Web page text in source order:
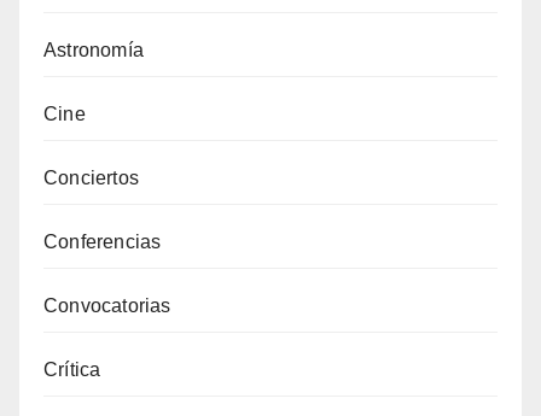
Astronomía
Cine
Conciertos
Conferencias
Convocatorias
Crítica